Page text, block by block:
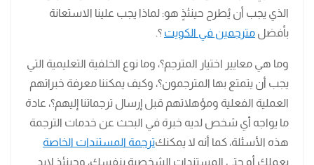
الذي يجب أن يُطرح حينئذٍ هو: لماذا يجب علينا الاستعانة
بأفضل مترجمين في الكويت ؟.
وما هي معايير اختيار المترجم؟، وما نوع الخلفية التعليمية التي
يجب أن يتمتع بها المترجمون؟، وكيف يمكننا معرفة خبراتهم
العملية الفعلية ومؤهلاتهم قبل إرسال ترجماتنا إليهم؟، عادة
ما يواجه أي شخص لديه خبرة في البحث عن خدمات الترجمة
هذه الأسئلة، كما أنه لا يمكنكترجمة المستندات الخاصة
بعملك أو حتى المستندات الشخصية بنفسك، وحينئذٍ لابد